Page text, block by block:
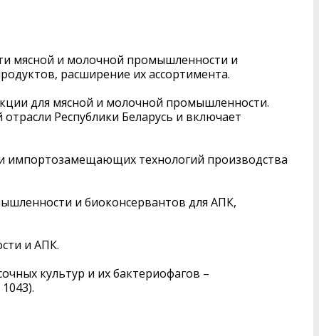
мясной и молочной промышленности и
расширение их ассортимента.
для мясной и молочной промышленности.
Республики Беларусь и включает
импортозамещающих технологий производства
и биоконсервантов для АПК,
и АПК.
культур и их бактериофагов –